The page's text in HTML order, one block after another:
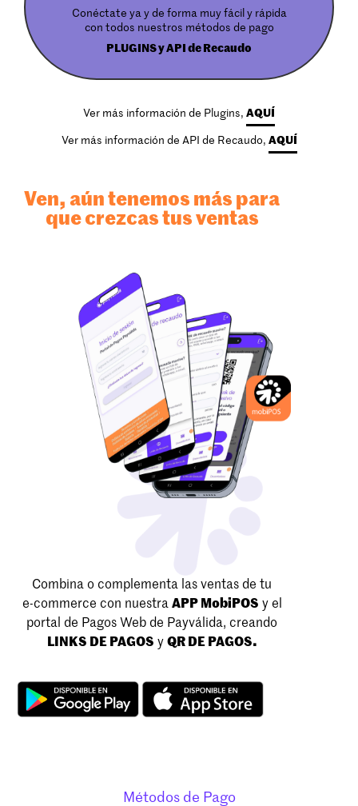
Conéctate ya y de forma muy fácil y rápida
con todos nuestros métodos de pago
PLUGINS y API de Recaudo
Ver más información de Plugins, AQUÍ
Ver más información de API de Recaudo, AQUÍ
Ven, aún tenemos más para
que crezcas tus ventas
Combina o complementa las ventas de tu
e-commerce con nuestra APP MobiPOS y el
portal de Pagos Web de Payválida, creando
LINKS DE PAGOS y QR DE PAGOS.
Métodos de Pago